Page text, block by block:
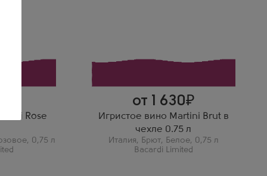
Rose
, 0,75 л
от 1 630
Игристое вино Martini Brut в
чехле 0.75 л
Италия, Брют, Белое, 0,75 л
Bacardi Limited
Очень освежающее и легкое